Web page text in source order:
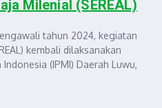
Milenial (SEREAL)
tahun 2024, kegiatan
kembali dilaksanakan
(IPMI) Daerah Luwu,